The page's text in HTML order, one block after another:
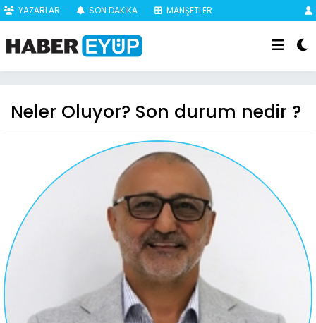
YAZARLAR SON DAKİKA MANŞETLER
Neler Oluyor? Son durum nedir ?